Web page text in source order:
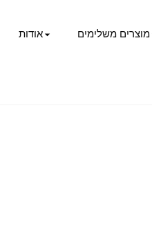
מוצרים משלימים אודות